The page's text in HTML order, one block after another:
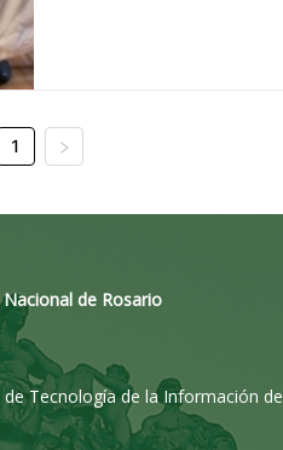
1
de Rosario
Tecnología de la Información de